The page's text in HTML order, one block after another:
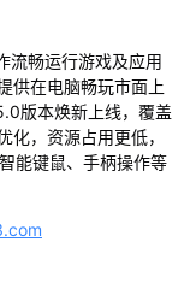
流畅运行游戏及应用
供在电脑畅玩市面上
版本焕新上线，覆盖
，资源占用更低，
能键鼠、手柄操作等